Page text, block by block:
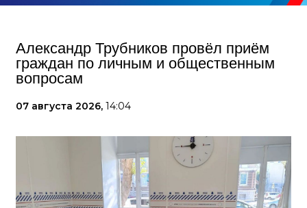
Александр Трубников провёл приём
граждан по личным и общественным
вопросам
07 августа 2026, 14:04